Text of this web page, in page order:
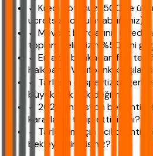
✓ Kredi notunuz 1500 ve
ücretsiz sorgulayabilirsiniz)
✓ Mevcut borçlarınız (kredi
toplam gelirinizin %50'sini
✓ En az 3 bankadan faiz teklifi
Halkbank, Vakıfbank
✓ Tarlanın ekspertiz
büyük fark yok değil mi?
✓ 2026 enflasyon
kararlarını takip ettiniz mi?
✓ Tarla alımı için acil bir
bekleyebilir misiniz?